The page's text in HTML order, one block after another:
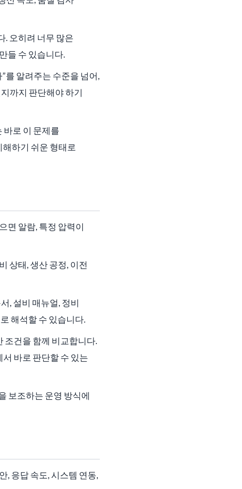
. 오히려 너무 많은
들 수 있습니다.
를 알려주는 수준을 넘어,
까지 판단해야 하기
바로 이 문제를
하기 쉬운 형태로
면 알람, 특정 압력이
상태, 생산 공정, 이전
, 설비 매뉴얼, 정비
해석할 수 있습니다.
조건을 함께 비교합니다.
서 바로 판단할 수 있는
보조하는 운영 방식에
, 응답 속도, 시스템 연동,